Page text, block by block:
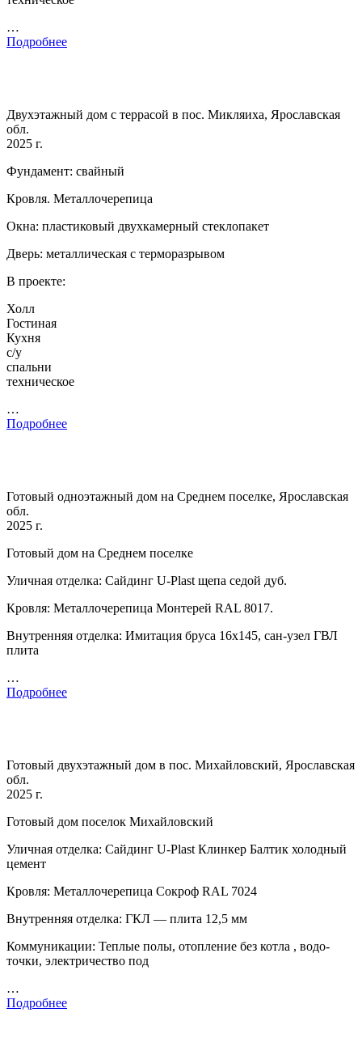
…
Подробнее
Двухэтажный дом с террасой в пос. Микляиха, Ярославская
обл.
2025 г.
Фундамент: свайный
Кровля. Металлочерепица
Окна: пластиковый двухкамерный стеклопакет
Дверь: металлическая с терморазрывом
В проекте:
Холл
Гостиная
Кухня
с/у
спальни
техническое
…
Подробнее
Готовый одноэтажный дом на Среднем поселке, Ярославская
обл.
2025 г.
Готовый дом на Среднем поселке
Уличная отделка: Сайдинг U-Plast щепа седой дуб.
Кровля: Металлочерепица Монтерей RAL 8017.
Внутренняя отделка: Имитация бруса 16х145, сан-узел ГВЛ
плита
…
Подробнее
Готовый двухэтажный дом в пос. Михайловский, Ярославская
обл.
2025 г.
Готовый дом поселок Михайловский
Уличная отделка: Сайдинг U-Plast Клинкер Балтик холодный
цемент
Кровля: Металлочерепица Сокроф RAL 7024
Внутренняя отделка: ГКЛ — плита 12,5 мм
Коммуникации: Теплые полы, отопление без котла , водо-
точки, электричество под
…
Подробнее